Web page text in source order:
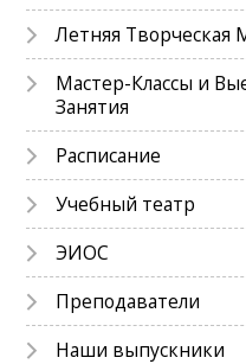
Летняя Творческая
Мастер-Классы и
Занятия
Расписание
Учебный театр
ЭИОС
Преподаватели
Наши выпускники